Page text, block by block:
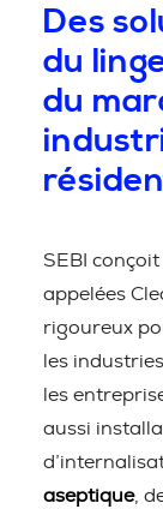
Des
du
du
SEBI
appelées
rigoureux
les
les
aussi
aseptique,